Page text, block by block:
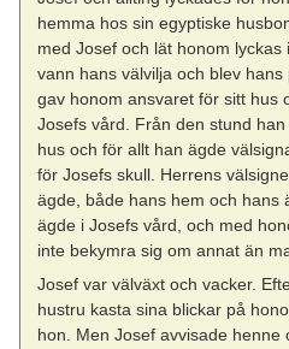
hemma hos sin egyptiske
med Josef och lät honom
vann hans välvilja och blev
gav honom ansvaret för sitt hus
Josefs vård. Från den stund
hus och för allt han ägde
för Josefs skull. Herrens
ägde, både hans hem och hans
ägde i Josefs vård, och med
inte bekymra sig om annat än
Josef var välväxt och vacker.
hustru kasta sina blickar på
hon. Men Josef avvisade henne